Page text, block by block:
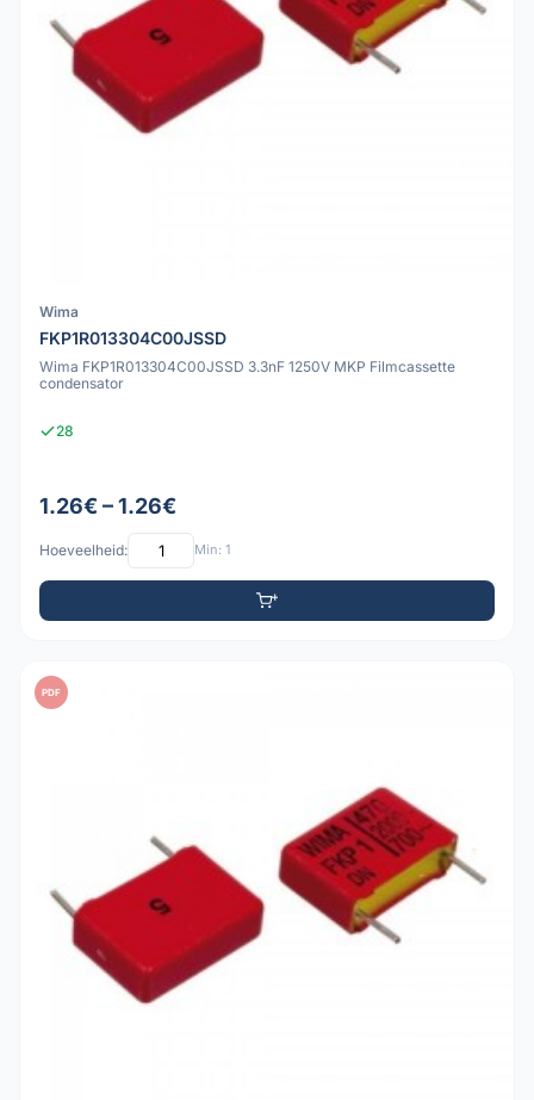
Wima
FKP1R013304C00JSSD
Wima FKP1R013304C00JSSD 3.3nF 1250V MKP Filmcassette
condensator
28
1.26€ – 1.26€
Hoeveelheid: Min: 1
PDF